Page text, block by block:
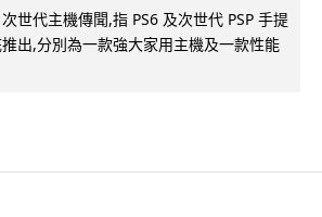
世代主機傳聞,指 PS6 及次世代 PSP 手提
出,分別為一款強大家用主機及一款性能